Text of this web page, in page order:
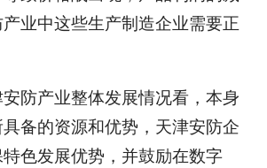
业中这些生产制造企业需要正
产业整体发展情况看，本身
备的资源和优势，天津安防企
色发展优势，并鼓励在数字